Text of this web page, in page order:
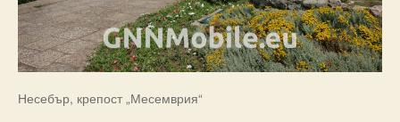
Несебър, крепост „Месемврия“